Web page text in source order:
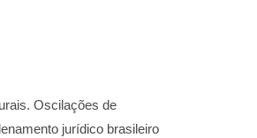
Oscilações de
jurídico brasileiro